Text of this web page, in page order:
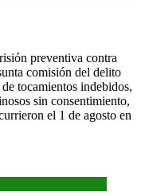
preventiva contra
comisión del delito
tocamientos indebidos,
sin consentimiento,
el 1 de agosto en